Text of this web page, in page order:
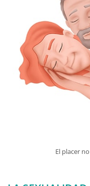
El placer